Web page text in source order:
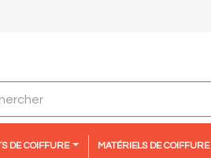
DE COIFFURE MATÉRIELS DE COIFFURE